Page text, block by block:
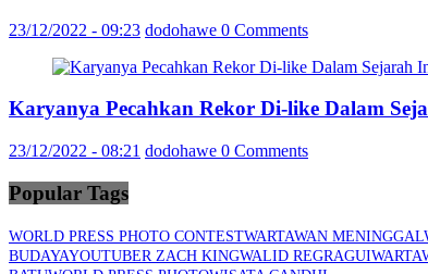
23/12/2022 - 09:23 dodohawe 0 Comments
Karyanya Pecahkan Rekor Di-like Dalam
23/12/2022 - 08:21 dodohawe 0 Comments
Popular Tags
WORLD PRESS PHOTO CONTESTWARTAWAN MENINGGAL
BUDAYAYOUTUBER ZACH KINGWALID REGRAGUI